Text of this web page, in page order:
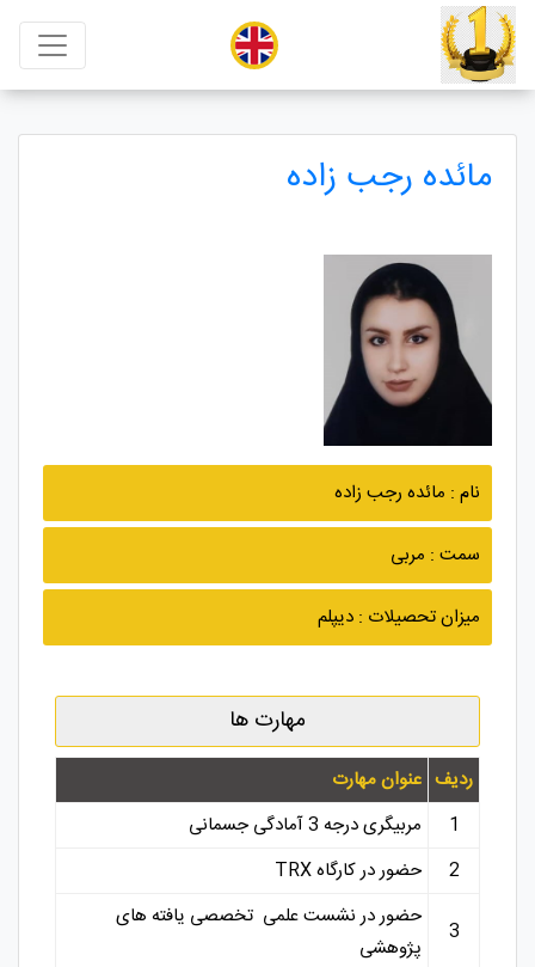
مائده رجب زاده
نام : مائده رجب زاده
سمت : مربی
میزان تحصیلات : دیپلم
مهارت ها
ردیف عنوان مهارت
1
مربیگری درجه 3 آمادگی جسمانی
2
حضور در کارگاه TRX
3
حضور در نشست علمی تخصصی یافته های
پژوهشی